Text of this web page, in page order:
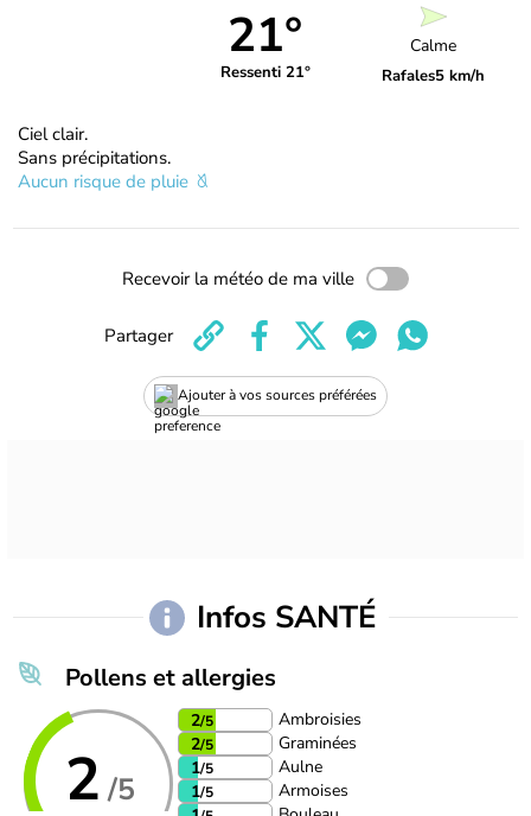
21°
Ressenti 21°
Calme
Rafales5 km/h
Ciel clair.
Sans précipitations.
Aucun risque de pluie
Recevoir la météo de ma ville
Ajouter à vos sources préférées
Partager
Infos SANTÉ
Pollens et allergies
2 /5
2/5
Ambroisies
2/5
Graminées
1/5
Aulne
1/5
Armoises